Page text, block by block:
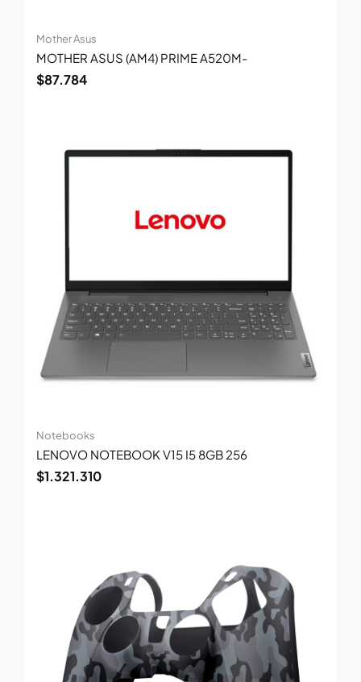
Mother Asus
MOTHER ASUS (AM4) PRIME A520M-
$87.784
Notebooks
LENOVO NOTEBOOK V15 I5 8GB 256
$1.321.310